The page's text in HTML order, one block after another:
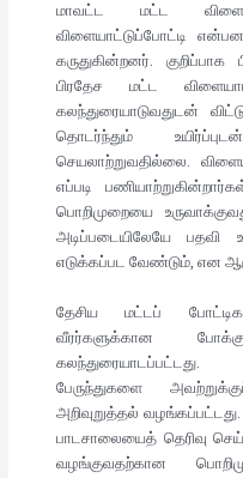
மாவட்ட மட்ட
விளையாட்டுப்போட்டி
கருதுகின்றனர்.
பிரதேச மட்ட
கலந்துரையாடுவதுடன்
தொடர்ந்தும்
செயலாற்றுவதில்லை.
எப்படி
பொறிமுறையை
அடிப்படையிலேயே பதவி
எடுக்கப்பட வேண்டும், என
தேசிய மட்டப்
வீரர்களுக்கான
பேருந்துகளை
அறிவுறுத்தல்
பாடசாலையைத் தெரிவு
வழங்குவதற்கான